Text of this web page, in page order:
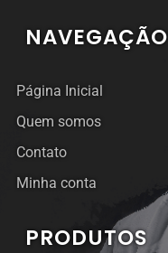
NAVEGAÇÃO
Página Inicial
Quem somos
Contato
Minha conta
PRODUTOS